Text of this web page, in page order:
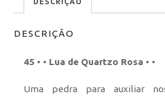
DESCRIÇÃO
DESCRIÇÃO
45 • • Lua de Quartzo Rosa • •
Uma pedra para auxiliar